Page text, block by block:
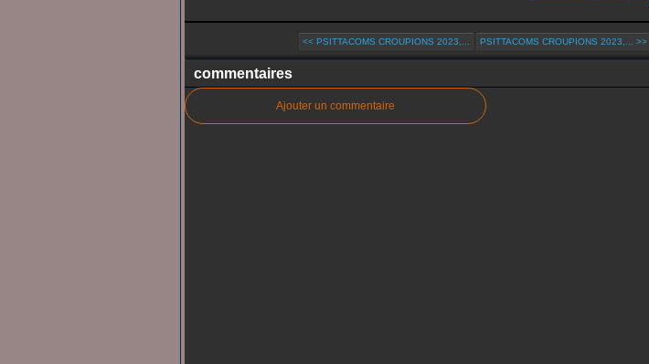
<< PSITTACOMS CROUPIONS 2023,... PSITTACOMS CROUPIONS 2023,... >>
commentaires
Ajouter un commentaire